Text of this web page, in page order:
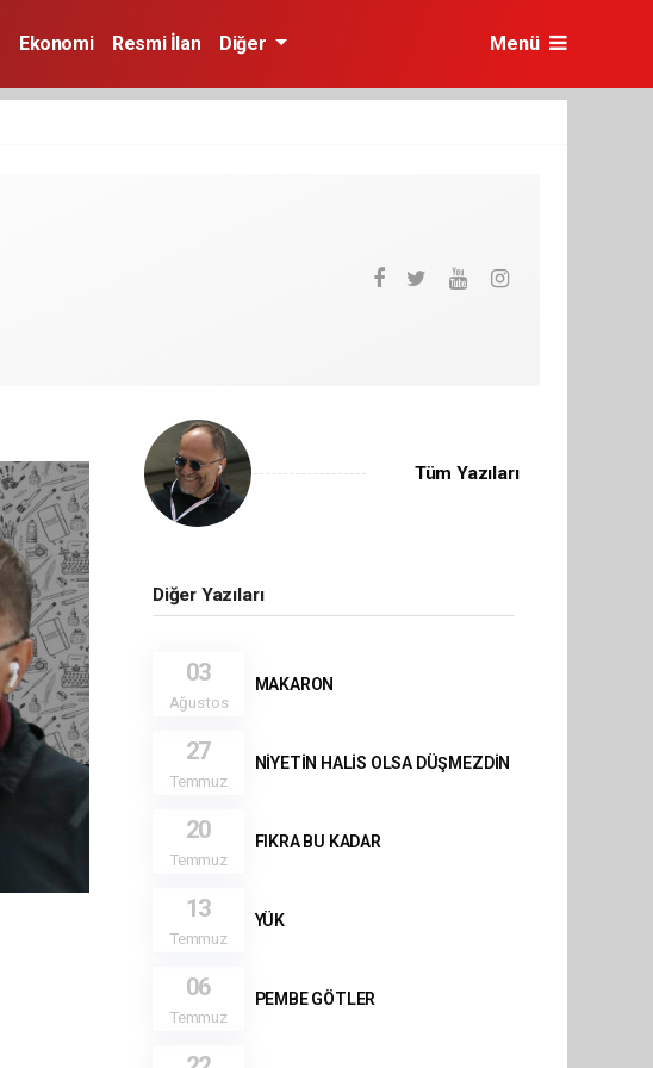
Ekonomi Resmi İlan Diğer Menü
Tüm Yazıları
Diğer Yazıları
03
Ağustos
MAKARON
27
Temmuz
NİYETİN HALİS OLSA DÜŞMEZDİN
20
Temmuz
FIKRA BU KADAR
13
Temmuz
YÜK
06
Temmuz
PEMBE GÖTLER